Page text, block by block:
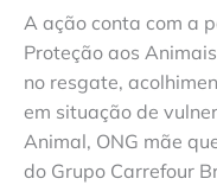
A ação conta com a
Proteção aos
no resgate,
em situação de
Animal, ONG mãe
do Grupo Carrefour